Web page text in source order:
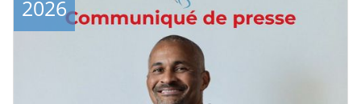
2026